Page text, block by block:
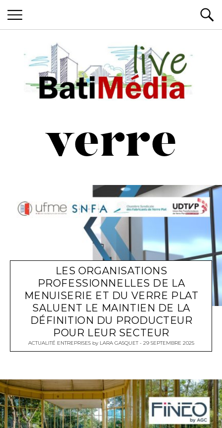
Batimedialive
verre
LES ORGANISATIONS
PROFESSIONNELLES DE LA
MENUISERIE ET DU VERRE PLAT
SALUENT LE MAINTIEN DE LA
DÉFINITION DU PRODUCTEUR
POUR LEUR SECTEUR
ACTUALITÉ ENTREPRISES by LARA GASQUET 29 SEPTEMBRE 2025